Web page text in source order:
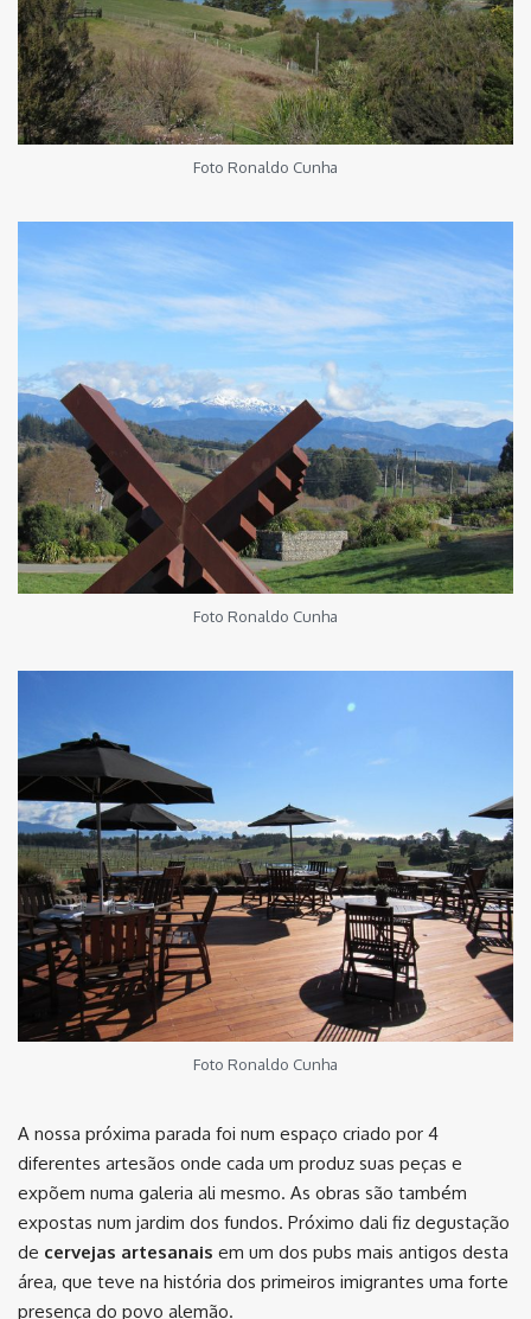
Foto Ronaldo Cunha
Foto Ronaldo Cunha
Foto Ronaldo Cunha
A nossa próxima parada foi num espaço criado por 4
diferentes artesãos onde cada um produz suas peças e
expõem numa galeria ali mesmo. As obras são também
expostas num jardim dos fundos. Próximo dali fiz degustação
de cervejas artesanais em um dos pubs mais antigos desta
área, que teve na história dos primeiros imigrantes uma forte
presença do povo alemão.